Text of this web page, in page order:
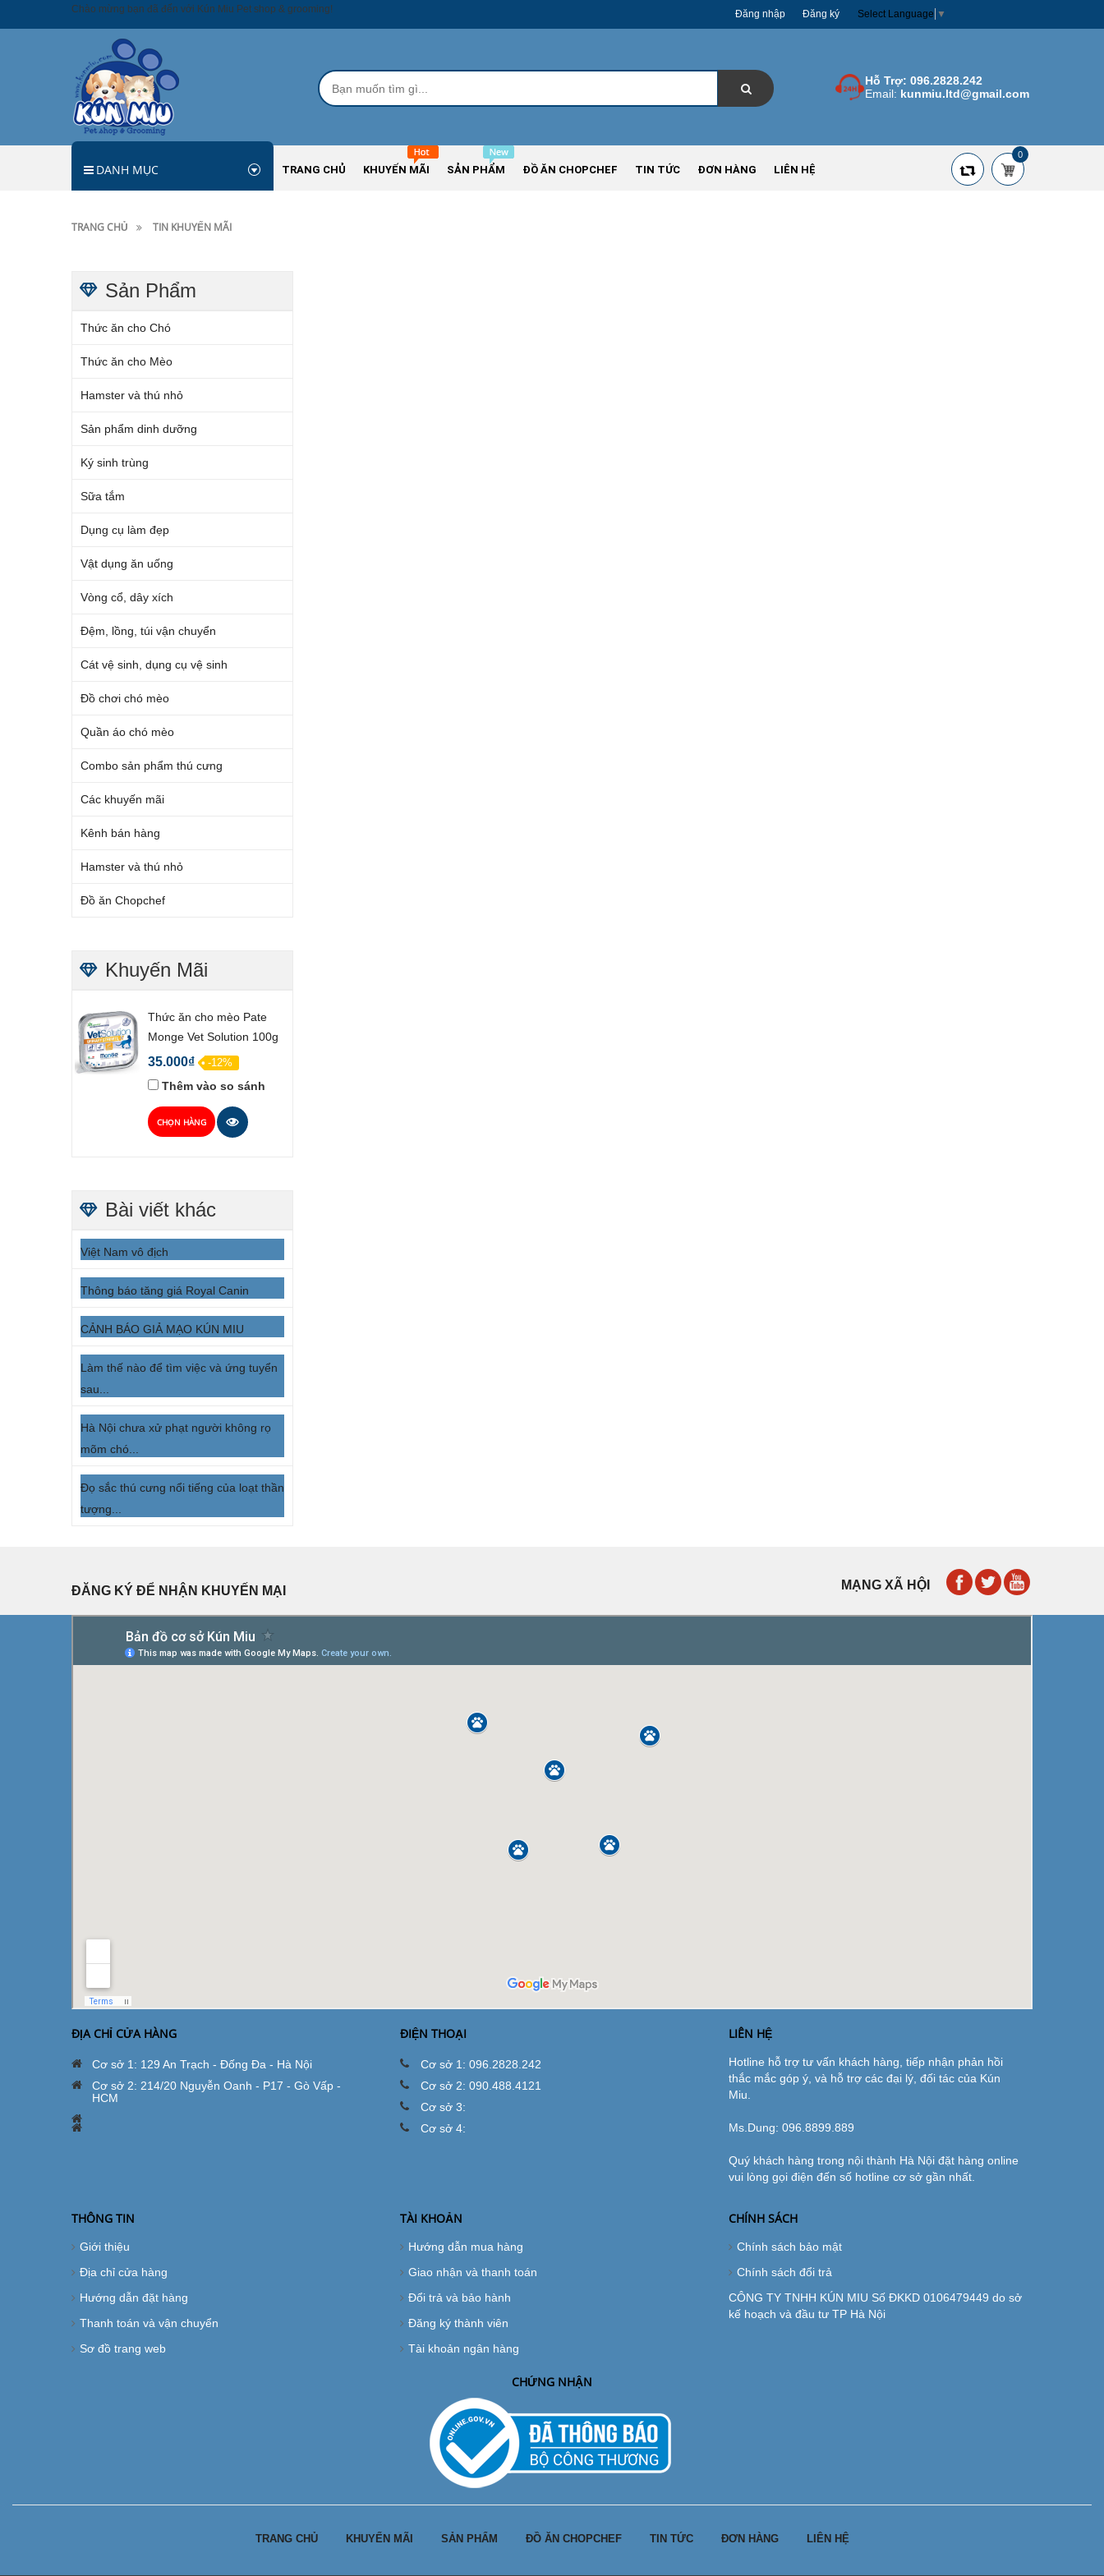
Chào mừng bạn đã đến với Kún Miu Pet shop & grooming! Đăng nhập Đăng ký Select Language ▼
Hỗ Trợ: 096.2828.242
Email: kunmiu.ltd@gmail.com
DANH MỤC TRANG CHỦ KHUYẾN MÃI SẢN PHẨM ĐỒ ĂN CHOPCHEF TIN TỨC ĐƠN HÀNG LIÊN HỆ
0
TRANG CHỦ TIN KHUYẾN MÃI
Sản Phẩm
Thức ăn cho Chó
Thức ăn cho Mèo
Hamster và thú nhỏ
Sản phẩm dinh dưỡng
Ký sinh trùng
Sữa tắm
Dụng cụ làm đẹp
Vật dụng ăn uống
Vòng cổ, dây xích
Đệm, lồng, túi vận chuyển
Cát vệ sinh, dụng cụ vệ sinh
Đồ chơi chó mèo
Quần áo chó mèo
Combo sản phẩm thú cưng
Các khuyến mãi
Kênh bán hàng
Hamster và thú nhỏ
Đồ ăn Chopchef
Khuyến Mãi
Thức ăn cho mèo Pate
Monge Vet Solution 100g
35.000₫ -12%
Thêm vào so sánh
CHỌN HÀNG
Bài viết khác
Việt Nam vô địch
Thông báo tăng giá Royal Canin
CẢNH BÁO GIẢ MẠO KÚN MIU
Làm thế nào để tìm việc và ứng tuyển
sau...
Hà Nội chưa xử phạt người không rọ
mõm chó...
Đọ sắc thú cưng nổi tiếng của loạt thần
tượng...
ĐĂNG KÝ ĐỂ NHẬN KHUYẾN MẠI MẠNG XÃ HỘI
ĐỊA CHỈ CỬA HÀNG
Cơ sở 1: 129 An Trạch - Đống Đa - Hà Nội
Cơ sở 2: 214/20 Nguyễn Oanh - P17 - Gò Vấp -
HCM
ĐIỆN THOẠI
Cơ sở 1: 096.2828.242
Cơ sở 2: 090.488.4121
Cơ sở 3:
Cơ sở 4:
LIÊN HỆ
Hotline hỗ trợ tư vấn khách hàng, tiếp nhận phản hồi
thắc mắc góp ý, và hỗ trợ các đại lý, đối tác của Kún
Miu.
Ms.Dung: 096.8899.889
Quý khách hàng trong nội thành Hà Nội đặt hàng online
vui lòng gọi điện đến số hotline cơ sở gần nhất.
THÔNG TIN
Giới thiệu
Địa chỉ cửa hàng
Hướng dẫn đặt hàng
Thanh toán và vận chuyển
Sơ đồ trang web
TÀI KHOẢN
Hướng dẫn mua hàng
Giao nhận và thanh toán
Đổi trả và bảo hành
Đăng ký thành viên
Tài khoản ngân hàng
CHÍNH SÁCH
Chính sách bảo mật
Chính sách đổi trả
CÔNG TY TNHH KÚN MIU Số ĐKKD 0106479449 do sở
kế hoạch và đầu tư TP Hà Nội
CHỨNG NHẬN
TRANG CHỦ KHUYẾN MÃI SẢN PHẨM ĐỒ ĂN CHOPCHEF TIN TỨC ĐƠN HÀNG LIÊN HỆ